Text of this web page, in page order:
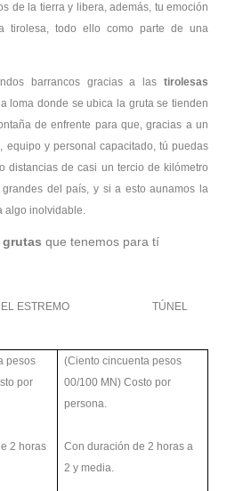
de la tierra y libera, además, tu emoción
tirolesa, todo ello como parte de una
barrancos gracias a las tirolesas
loma donde se ubica la gruta se tienden
de enfrente para que, gracias a un
equipo y personal capacitado, tú puedas
distancias de casi un tercio de kilómetro
del país, y si a esto aunamos la
algo inolvidable.
grutas que tenemos para tí
ESTREMO TÚNEL
pesos
por
2 horas
(Ciento cincuenta pesos
00/100 MN) Costo por
persona.
Con duración de 2 horas a
2 y media.